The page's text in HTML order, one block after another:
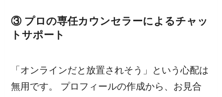
③ プロの専任カウンセラーによるチャッ
トサポート
「オンラインだと放置されそう」という心配は
無用です。 プロフィールの作成から、お見合